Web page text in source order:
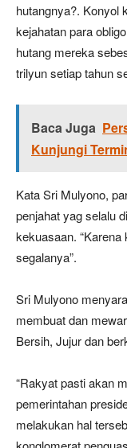
hutangnya?. Konyol
kejahatan para
hutang mereka
trilyun setiap tahun
Baca Juga
Kunjungi
Kata Sri Mulyono,
penjahat yag selalu
kekuasaan.
segalanya”.
Sri Mulyono
membuat dan
Bersih, Jujur dan
“Rakyat pasti akan
pemerintahan
melakukan hal